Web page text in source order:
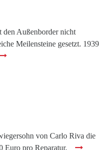
Außenborder nicht
Meilensteine gesetzt. 1939
von Carlo Riva die
Euro pro Reparatur.